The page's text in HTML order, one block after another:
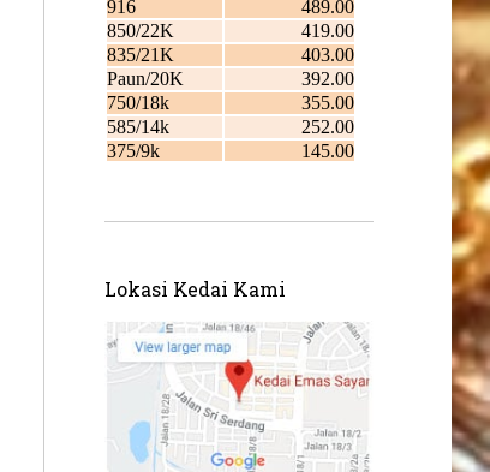
Lokasi Kedai Kami